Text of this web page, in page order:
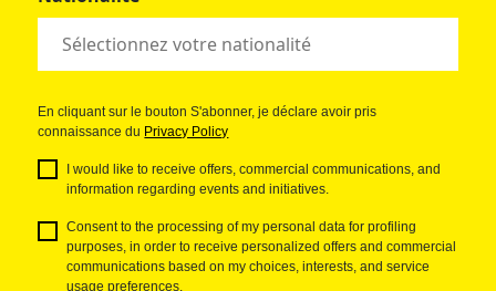
En cliquant sur le bouton S'abonner, je déclare avoir pris
connaissance du Privacy Policy
I would like to receive offers, commercial communications, and
information regarding events and initiatives.
Consent to the processing of my personal data for profiling
purposes, in order to receive personalized offers and commercial
communications based on my choices, interests, and service
usage preferences.